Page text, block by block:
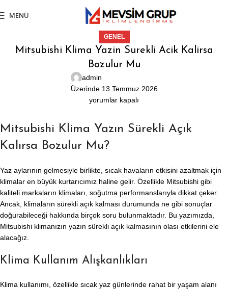
MENÜ
GENEL
Mitsubishi Klima Yazin Surekli Acik Kalirsa
Bozulur Mu
admin
Üzerinde 13 Temmuz 2026
yorumlar kapalı
Mitsubishi Klima Yazın Sürekli Açık
Kalırsa Bozulur Mu?
Yaz aylarının gelmesiyle birlikte, sıcak havaların etkisini azaltmak için
klimalar en büyük kurtarıcımız haline gelir. Özellikle Mitsubishi gibi
kaliteli markaların klimaları, soğutma performanslarıyla dikkat çeker.
Ancak, klimaların sürekli açık kalması durumunda ne gibi sonuçlar
doğurabileceği hakkında birçok soru bulunmaktadır. Bu yazımızda,
Mitsubishi klimanızın yazın sürekli açık kalmasının olası etkilerini ele
alacağız.
Klima Kullanım Alışkanlıkları
Klima kullanımı, özellikle sıcak yaz günlerinde rahat bir yaşam alanı